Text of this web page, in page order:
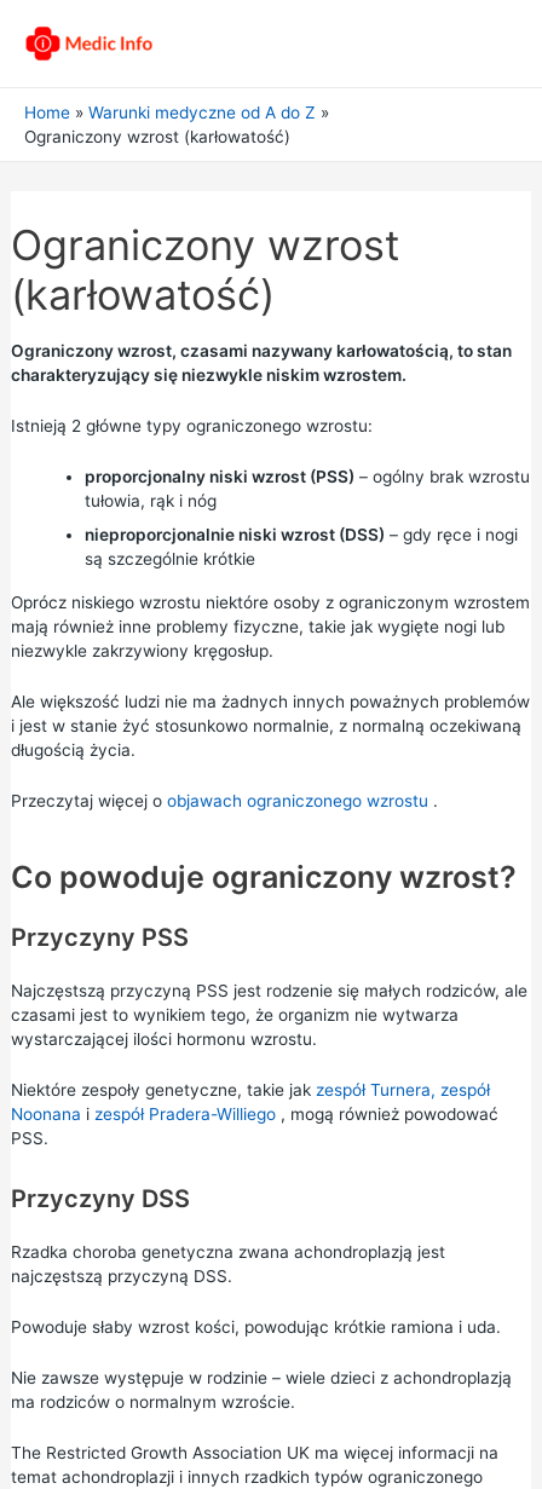
Home
Warunki medyczne od A do Z
Ograniczony wzrost (karłowatość)
Ograniczony wzrost
(karłowatość)
Ograniczony wzrost, czasami nazywany karłowatością, to stan
charakteryzujący się niezwykle niskim wzrostem.
Istnieją 2 główne typy ograniczonego wzrostu:
proporcjonalny niski wzrost (PSS) – ogólny brak wzrostu
tułowia, rąk i nóg
nieproporcjonalnie niski wzrost (DSS) – gdy ręce i nogi
są szczególnie krótkie
Oprócz niskiego wzrostu niektóre osoby z ograniczonym wzrostem
mają również inne problemy fizyczne, takie jak wygięte nogi lub
niezwykle zakrzywiony kręgosłup.
Ale większość ludzi nie ma żadnych innych poważnych problemów
i jest w stanie żyć stosunkowo normalnie, z normalną oczekiwaną
długością życia.
Przeczytaj więcej o objawach ograniczonego wzrostu .
Co powoduje ograniczony wzrost?
Przyczyny PSS
Najczęstszą przyczyną PSS jest rodzenie się małych rodziców, ale
czasami jest to wynikiem tego, że organizm nie wytwarza
wystarczającej ilości hormonu wzrostu.
Niektóre zespoły genetyczne, takie jak zespół Turnera, zespół
Noonana i zespół Pradera-Williego, mogą również powodować
PSS.
Przyczyny DSS
Rzadka choroba genetyczna zwana achondroplazją jest
najczęstszą przyczyną DSS.
Powoduje słaby wzrost kości, powodując krótkie ramiona i uda.
Nie zawsze występuje w rodzinie – wiele dzieci z achondroplazją
ma rodziców o normalnym wzroście.
The Restricted Growth Association UK ma więcej informacji na
temat achondroplazji i innych rzadkich typów ograniczonego